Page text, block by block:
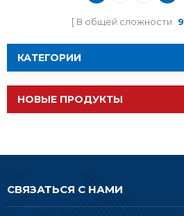
В общей сложности 9
КАТЕГОРИИ
НОВЫЕ ПРОДУКТЫ
СВЯЗАТЬСЯ С НАМИ